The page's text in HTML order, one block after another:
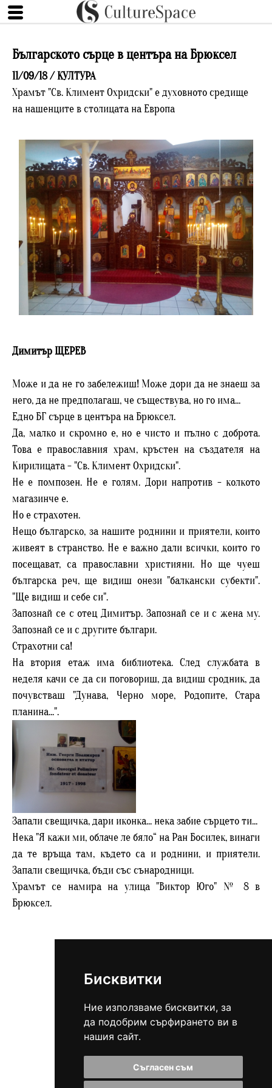
Бисквитки
Ние използваме бисквитки, за
да подобрим сърфирането ви в
нашия сайт.
Съгласен съм
Българското сърце в центъра на Брюксел
11/09/18 /КУЛТУРА
Храмът "Св. Климент Охридски" е духовното средище
на нашенците в столицата на Европа
Димитър ЩЕРЕВ
Може и да не го забележиш! Може дори да не знаеш за
него, да не предполагаш, че съществува, но го има...
Едно БГ сърце в центъра на Брюксел.
Да, малко и скромно е, но е чисто и пълно с доброта.
Това е православния храм, кръстен на създателя на
Кирилицата - "Св. Климент Охридски".
Не е помпозен. Не е голям. Дори напротив - колкото
магазинче е.
Но е страхотен.
Нещо българско, за нашите роднини и приятели, които
живеят в странство. Не е важно дали всички, които го
посещават, са православни християни. Но ще чуеш
българска реч, ще видиш онези "балкански субекти".
"Ще видиш и себе си".
Запознай се с отец Димитър. Запознай се и с жена му.
Запознай се и с другите българи.
Страхотни са!
На втория етаж има библиотека. След службата в
неделя качи се да си поговориш, да видиш сродник, да
почувстваш "Дунава, Черно море, Родопите, Стара
планина...".
Запали свещичка, дари иконка... нека забие сърцето ти...
Нека "Я кажи ми, облаче ле бяло“ на Ран Босилек, винаги
да те връща там, където са и роднини, и приятели.
Запали свещичка, бъди със сънародници.
Храмът се намира на улица "Виктор Юго" № 8 в
Брюксел.
Виж всички статии